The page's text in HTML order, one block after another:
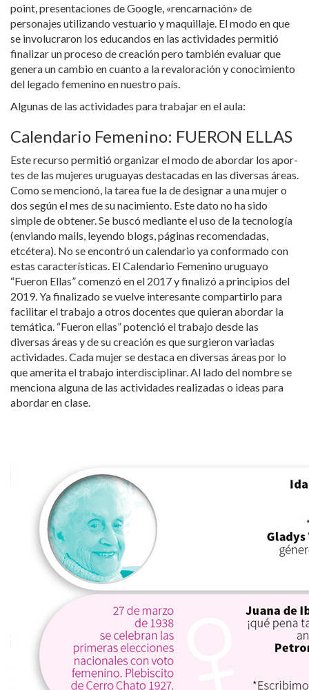
point, presentaciones de Google, «rencarnación» de
personajes utilizando vestuario y maquillaje. El modo en que
se involucraron los educandos en las actividades permitió
finalizar un proceso de creación pero también evaluar que
genera un cambio en cuanto a la revaloración y conocimiento
del legado femenino en nuestro país.
Algunas de las actividades para trabajar en el aula:
Calendario Femenino: FUERON ELLAS
Este recurso permitió organizar el modo de abordar los apor-
tes de las mujeres uruguayas destacadas en las diversas áreas.
Como se mencionó, la tarea fue la de designar a una mujer o
dos según el mes de su nacimiento. Este dato no ha sido
simple de obtener. Se buscó mediante el uso de la tecnología
(enviando mails, leyendo blogs, páginas recomendadas,
etcétera). No se encontró un calendario ya conformado con
estas características. El Calendario Femenino uruguayo
“Fueron Ellas” comenzó en el 2017 y finalizó a principios del
2019. Ya finalizado se vuelve interesante compartirlo para
facilitar el trabajo a otros docentes que quieran abordar la
temática. “Fueron ellas” potenció el trabajo desde las
diversas áreas y de su creación es que surgieron variadas
actividades. Cada mujer se destaca en diversas áreas por lo
que amerita el trabajo interdisciplinar. Al lado del nombre se
menciona alguna de las actividades realizadas o ideas para
abordar en clase.